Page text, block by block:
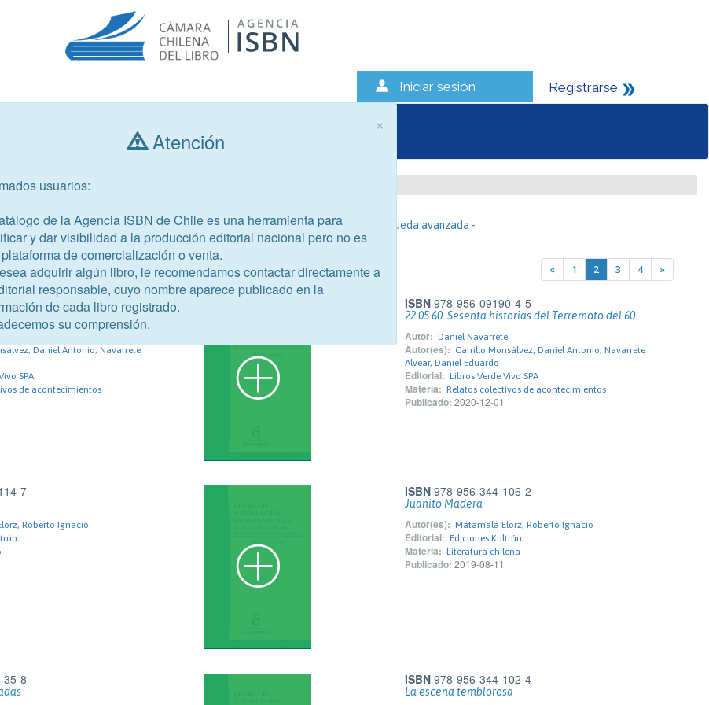
Iniciar sesión Registrarse
Consultar libros
Año de publicación
- Búsqueda avanzada -
« 1 2 3 4 »
5-2
del terremoto del 60
Daniel Antonio; Navarrete
SPA
de acontecimientos
ISBN 978-956-09190-4-5
22.05.60. Sesenta historias del Terremoto del 60
Autor: Daniel Navarrete
Autor(es): Carrillo Monsálvez, Daniel Antonio; Navarrete
Alvear, Daniel Eduardo
Editorial: Libros Verde Vivo SPA
Materia: Relatos colectivos de acontecimientos
Publicado: 2020-12-01
7
Roberto Ignacio
ISBN 978-956-344-106-2
Juanito Madera
Autor(es): Matamala Elorz, Roberto Ignacio
Editorial: Ediciones Kultrún
Materia: Literatura chilena
Publicado: 2019-08-11
35-8 ISBN 978-956-344-102-4
La escena temblorosa
×
Atención
usuarios:
de la Agencia ISBN de Chile es una herramienta para
y dar visibilidad a la producción editorial nacional pero no es
de comercialización o venta.
adquirir algún libro, le recomendamos contactar directamente a
responsable, cuyo nombre aparece publicado en la
de cada libro registrado.
su comprensión.